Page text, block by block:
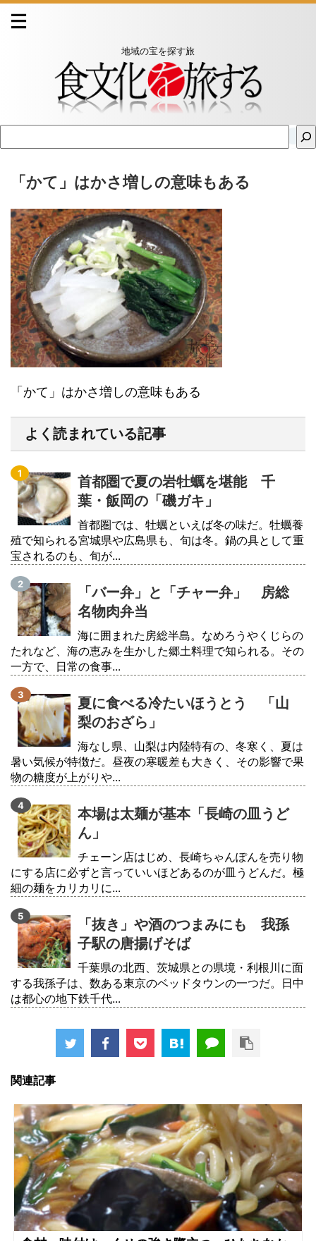
地域の宝を探す旅
「かて」はかさ増しの意味もある
「かて」はかさ増しの意味もある
よく読まれている記事
首都圏で夏の岩牡蠣を堪能 千
葉・飯岡の「磯ガキ」
首都圏では、牡蠣といえば冬の味だ。牡蠣養
殖で知られる宮城県や広島県も、旬は冬。鍋の具として重
宝されるのも、旬が...
「バー弁」と「チャー弁」 房総
名物肉弁当
海に囲まれた房総半島。なめろうやくじらの
たれなど、海の恵みを生かした郷土料理で知られる。その
一方で、日常の食事...
夏に食べる冷たいほうとう 「山
梨のおざら」
海なし県、山梨は内陸特有の、冬寒く、夏は
暑い気候が特徴だ。昼夜の寒暖差も大きく、その影響で果
物の糖度が上がりや...
本場は太麺が基本「長崎の皿うど
ん」
チェーン店はじめ、長崎ちゃんぽんを売り物
にする店に必ずと言っていいほどあるのが皿うどんだ。極
細の麺をカリカリに...
「抜き」や酒のつまみにも 我孫
子駅の唐揚げそば
千葉県の北西、茨城県との県境・利根川に面
する我孫子は、数ある東京のベッドタウンの一つだ。日中
は都心の地下鉄千代...
関連記事